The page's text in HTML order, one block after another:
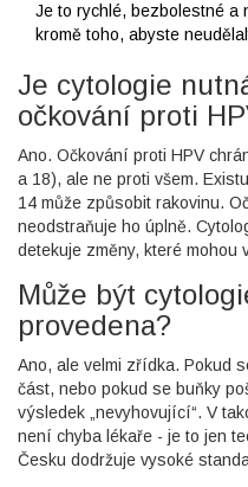
Je to rychlé, bezbolestné a
kromě toho, abyste
Je cytologie
očkování proti
Ano. Očkování proti HPV
a 18), ale ne proti všem.
14 může způsobit rakovinu.
neodstraňuje ho úplně.
detekuje změny, které mohou
Může být
provedena?
Ano, ale velmi zřídka. Pokud
část, nebo pokud se buňky
výsledek „nevyhovující“. V
není chyba lékaře - je to jen
Česku dodržuje vysoké